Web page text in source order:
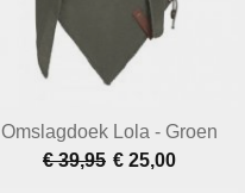
Omslagdoek Lola - Groen
€ 39,95 € 25,00